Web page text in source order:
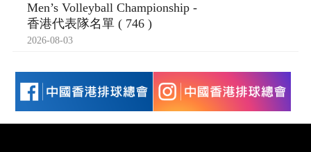
Men’s Volleyball Championship -
香港代表隊名單 ( 746 )
2026-08-03